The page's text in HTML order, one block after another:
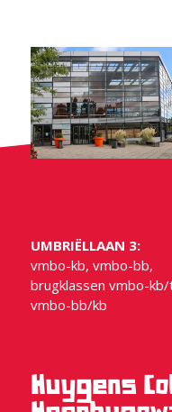
UMBRIËLLAAN 3:
vmbo-kb, vmbo-bb,
brugklassen vmbo-
vmbo-bb/kb
Huygens